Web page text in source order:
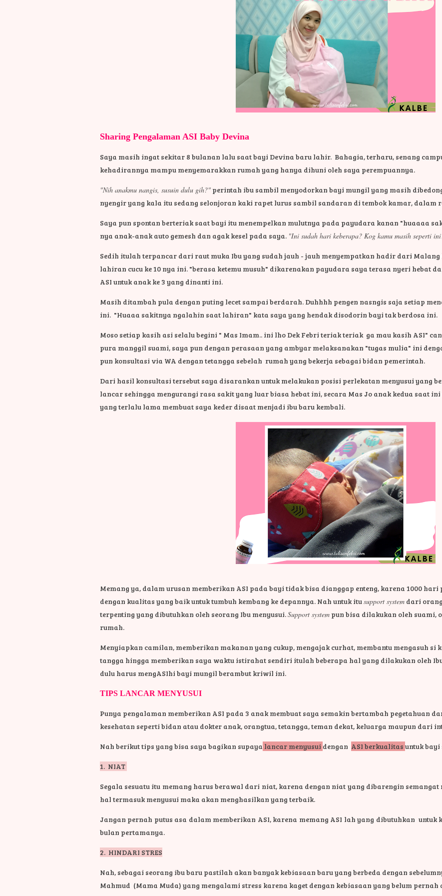
Sharing Pengalaman ASI Baby Devina
Saya masih ingat sekitar 8 bulanan lalu saat bayi Devina baru lahir. Bahagia, terharu, senang
kehadirannya mampu menyemarakkan rumah yang hanya dihuni oleh saya perempuannya.
"Nih anakmu nangis, susuin dulu gih?" perintah ibu sambil menyodorkan bayi mungil yang masih
nyengir yang kala itu sedang selonjoran kaki rapet lurus sambil sandaran di tembok kamar, dalam
Saya pun spontan berteriak saat bayi itu menempelkan mulutnya pada payudara kanan "huaaaa
nya anak-anak auto gemesh dan agak kesel pada saya. "Ini sudah hari keberapa? Kog kamu masih seperti
Sedih itulah terpancar dari raut muka Ibu yang sudah jauh - jauh menyempatkan hadir dari Malang
lahiran cucu ke 10 nya ini. "berasa ketemu musuh" dikarenakan payudara saya terasa nyeri hebat
ASI untuk anak ke 3 yang dinanti ini.
Masih ditambah pula dengan puting lecet sampai berdarah. Duhhhh pengen nasngis saja setiap
ini. "Huaaa sakitnya ngalahin saat lahiran" kata saya yang hendak disodorin bayi tak berdosa ini.
Moso setiap kasih asi selalu begini " Mas Imam.. ini lho Dek Febri teriak teriak ga mau kasih ASI"
pura manggil suami, saya pun dengan perasaan yang ambyar melaksanakan "tugas mulia" ini
pun konsultasi via WA dengan tetangga sebelah rumah yang bekerja sebagai bidan pemerintah.
Dari hasil konsultasi tersebut saya disarankan untuk melakukan posisi perlekatan menyusui yang
lancar sehingga mengurangi rasa sakit yang luar biasa hebat ini, secara Mas Jo anak kedua saat
yang terlalu lama membuat saya keder disaat menjadi ibu baru kembali.
Memang ya, dalam urusan memberikan ASI pada bayi tidak bisa dianggap enteng, karena 1000
dengan kualitas yang baik untuk tumbuh kembang ke depannya. Nah untuk itusupport system dari
terpenting yang dibutuhkan oleh seorang Ibu menyusui.Support system pun bisa dilakukan oleh suami,
rumah.
Menyiapkan camilan, memberikan makanan yang cukup, mengajak curhat, membantu mengasuh si
tangga hingga memberikan saya waktu istirahat sendiri itulah beberapa hal yang dilakukan oleh
dulu harus mengASIhi bayi mungil berambut kriwil ini.
TIPS LANCAR MENYUSUI
Punya pengalaman memberikan ASI pada 3 anak membuat saya semakin bertambah pegetahuan
kesehatan seperti bidan atau dokter anak, orangtua, tetangga, teman dekat, keluarga maupun dari
Nah berikut tips yang bisa saya bagikan supaya lancar menyusui dengan ASI berkualitas untuk
1. NIAT
Segala sesuatu itu memang harus berawal dari niat, karena dengan niat yang dibarengin
hal termasuk menyusui maka akan menghasilkan yang terbaik.
Jangan pernah putus asa dalam memberikan ASI, karena memang ASI lah yang dibutuhkan
bulan pertamanya.
2. HINDARI STRES
Nah, sebagai seorang ibu baru pastilah akan banyak kebiasaan baru yang berbeda dengan
Mahmud (Mama Muda) yang mengalami stress karena kaget dengan kebiasaan yang belum pernah